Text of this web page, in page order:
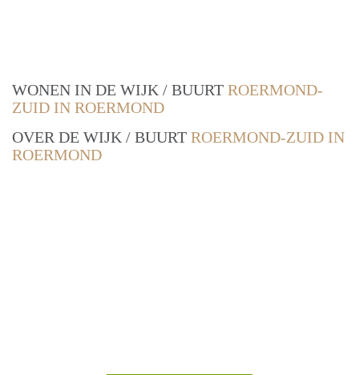
WONEN IN DE WIJK / BUURT ROERMOND-
ZUID IN ROERMOND
OVER DE WIJK / BUURT ROERMOND-ZUID IN
ROERMOND